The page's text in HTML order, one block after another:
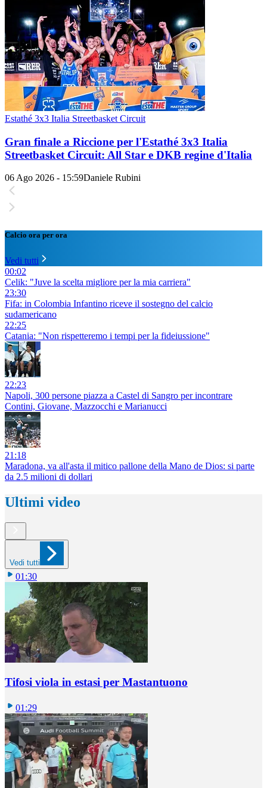
Estathé 3x3 Italia Streetbasket Circuit
Gran finale a Riccione per l'Estathé 3x3 Italia
Streetbasket Circuit: All Star e DKB regine d'Italia
06 Ago 2026 - 15:59Daniele Rubini
Calcio ora per ora
Vedi tutti
00:02
Celik: "Juve la scelta migliore per la mia carriera"
23:30
Fifa: in Colombia Infantino riceve il sostegno del calcio
sudamericano
22:25
Catania: "Non rispetteremo i tempi per la fideiussione"
22:23
Napoli, 300 persone piazza a Castel di Sangro per incontrare
Contini, Giovane, Mazzocchi e Marianucci
21:18
Maradona, va all'asta il mitico pallone della Mano de Dios: si parte
da 2.5 milioni di dollari
Ultimi video
Vedi tutti
01:30
Tifosi viola in estasi per Mastantuono
01:29